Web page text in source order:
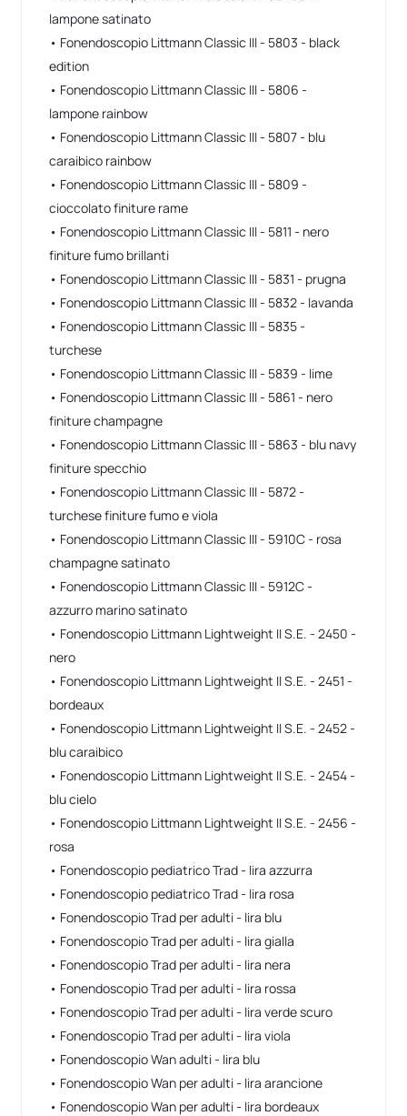
lampone satinato
• Fonendoscopio Littmann Classic III - 5803 - black
edition
• Fonendoscopio Littmann Classic III - 5806 -
lampone rainbow
• Fonendoscopio Littmann Classic III - 5807 - blu
caraibico rainbow
• Fonendoscopio Littmann Classic III - 5809 -
cioccolato finiture rame
• Fonendoscopio Littmann Classic III - 5811 - nero
finiture fumo brillanti
• Fonendoscopio Littmann Classic III - 5831 - prugna
• Fonendoscopio Littmann Classic III - 5832 - lavanda
• Fonendoscopio Littmann Classic III - 5835 -
turchese
• Fonendoscopio Littmann Classic III - 5839 - lime
• Fonendoscopio Littmann Classic III - 5861 - nero
finiture champagne
• Fonendoscopio Littmann Classic III - 5863 - blu navy
finiture specchio
• Fonendoscopio Littmann Classic III - 5872 -
turchese finiture fumo e viola
• Fonendoscopio Littmann Classic III - 5910C - rosa
champagne satinato
• Fonendoscopio Littmann Classic III - 5912C -
azzurro marino satinato
• Fonendoscopio Littmann Lightweight II S.E. - 2450 -
nero
• Fonendoscopio Littmann Lightweight II S.E. - 2451 -
bordeaux
• Fonendoscopio Littmann Lightweight II S.E. - 2452 -
blu caraibico
• Fonendoscopio Littmann Lightweight II S.E. - 2454 -
blu cielo
• Fonendoscopio Littmann Lightweight II S.E. - 2456 -
rosa
• Fonendoscopio pediatrico Trad - lira azzurra
• Fonendoscopio pediatrico Trad - lira rosa
• Fonendoscopio Trad per adulti - lira blu
• Fonendoscopio Trad per adulti - lira gialla
• Fonendoscopio Trad per adulti - lira nera
• Fonendoscopio Trad per adulti - lira rossa
• Fonendoscopio Trad per adulti - lira verde scuro
• Fonendoscopio Trad per adulti - lira viola
• Fonendoscopio Wan adulti - lira blu
• Fonendoscopio Wan per adulti - lira arancione
• Fonendoscopio Wan per adulti - lira bordeaux